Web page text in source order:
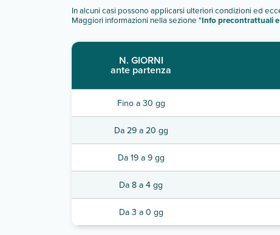
In alcuni casi possono applicarsi ulteriori condizioni ed
Maggiori informazioni nella sezione "Info precontrattuali
N. GIORNI
ante partenza
Fino a 30 gg
Da 29 a 20 gg
Da 19 a 9 gg
Da 8 a 4 gg
Da 3 a 0 gg